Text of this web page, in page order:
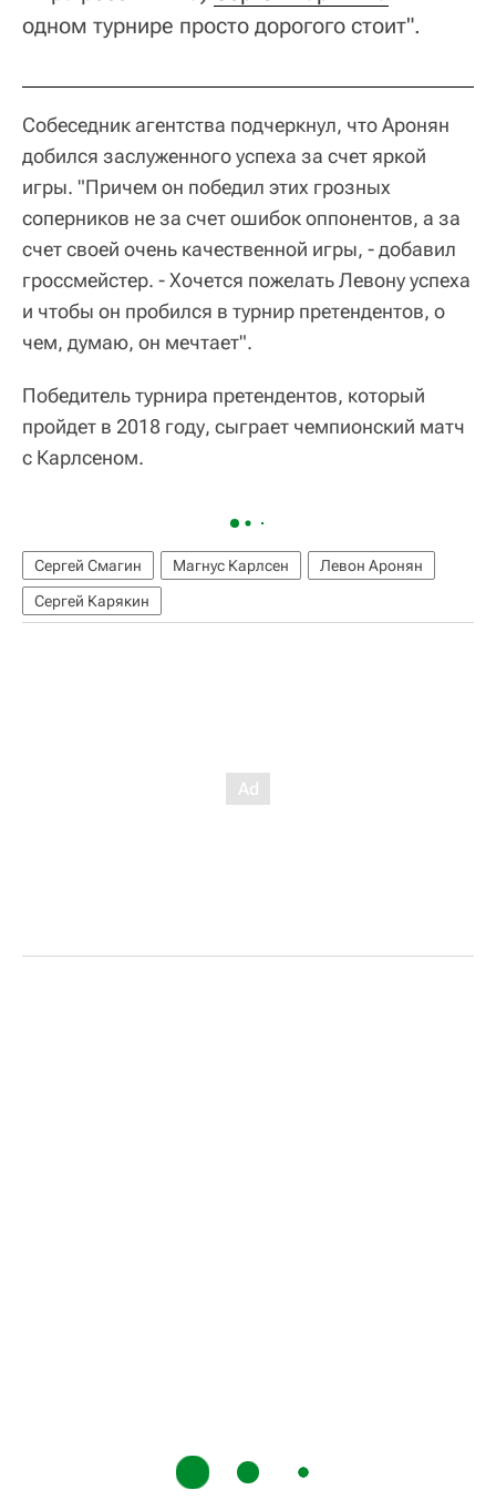
одном турнире просто дорогого стоит".
Собеседник агентства подчеркнул, что Аронян
добился заслуженного успеха за счет яркой
игры. "Причем он победил этих грозных
соперников не за счет ошибок оппонентов, а за
счет своей очень качественной игры, - добавил
гроссмейстер. - Хочется пожелать Левону успеха
и чтобы он пробился в турнир претендентов, о
чем, думаю, он мечтает".
Победитель турнира претендентов, который
пройдет в 2018 году, сыграет чемпионский матч
с Карлсеном.
Сергей Смагин Магнус Карлсен
Левон Аронян
Сергей Карякин